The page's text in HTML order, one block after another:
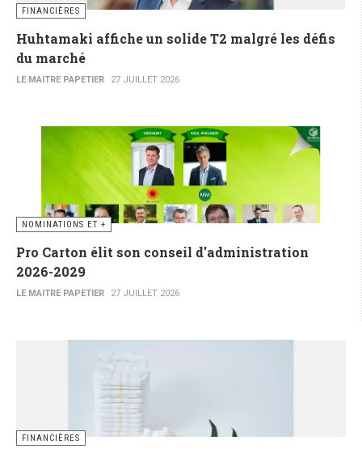
FINANCIÈRES
Huhtamaki affiche un solide T2 malgré les défis
du marché
LE MAITRE PAPETIER 27 JUILLET 2026
NOMINATIONS ET +
Pro Carton élit son conseil d'administration
2026-2029
LE MAITRE PAPETIER 27 JUILLET 2026
FINANCIÈRES